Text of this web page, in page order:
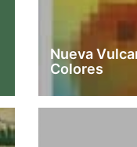
Nueva
Colores